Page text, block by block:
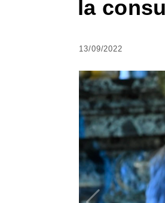
la
13/09/2022